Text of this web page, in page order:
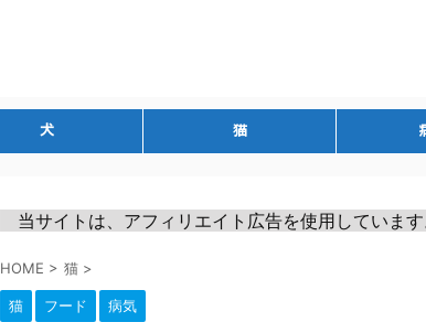
犬 猫
当サイトは、アフィリエイト広告を使用していま
HOME > 猫 >
猫 フード 病気